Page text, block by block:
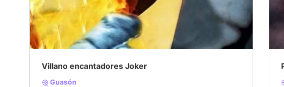
# Villanos encantadores
# Película histórica
# Temporadade Premios 2024
Villano encantadores Joker
Guasón